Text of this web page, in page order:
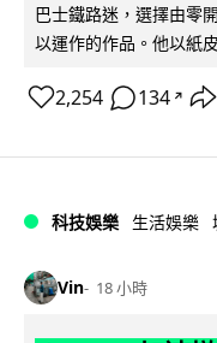
巴士鐵路迷，選擇由零
以運作的作品。他以紙
2,254 134 ↗
科技娛樂 生活娛樂
Vin 18 小時